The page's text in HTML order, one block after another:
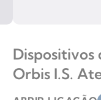
Dispositivos
Orbis I.S.